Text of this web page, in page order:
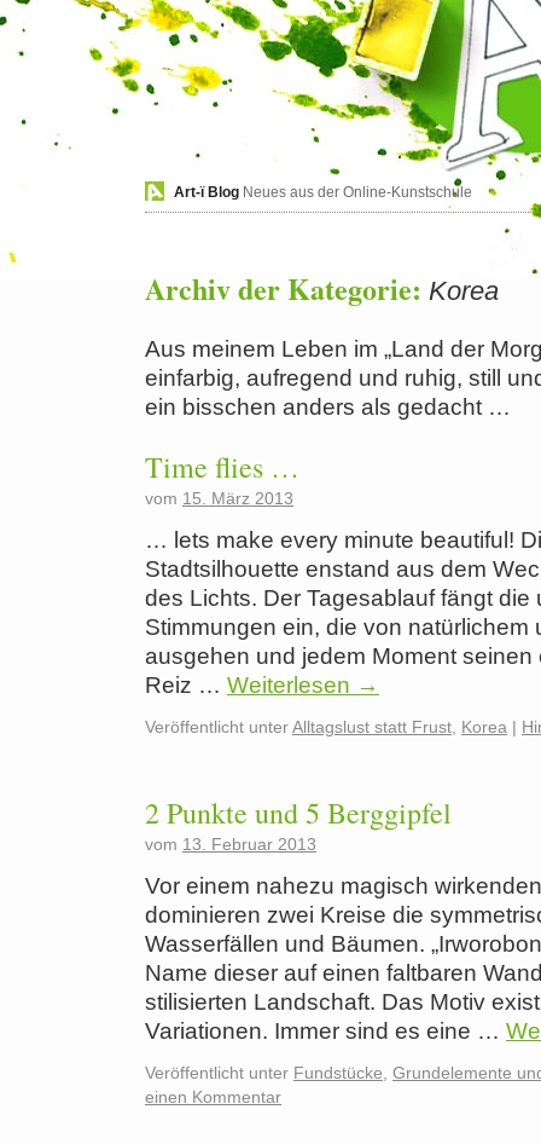
Art-ï Blog Neues aus der Online-Kunstschule
Archiv der Kategorie: Korea
Aus meinem Leben im „Land der
einfarbig, aufregend und ruhig, still
ein bisschen anders als gedacht …
Time flies …
vom 15. März 2013
… lets make every minute beautiful!
Stadtsilhouette enstand aus dem
des Lichts. Der Tagesablauf fängt die
Stimmungen ein, die von natürlichem
ausgehen und jedem Moment
Reiz … Weiterlesen →
Veröffentlicht unterAlltagslust statt Frust Korea |
2 Punkte und 5 Berggipfel
vom 13. Februar 2013
Vor einem nahezu magisch
dominieren zwei Kreise die
Wasserfällen und Bäumen.
Name dieser auf einen faltbaren
stilisierten Landschaft. Das Motiv
Variationen. Immer sind es eine …
Veröffentlicht unter Fundstücke Grundelemente
einen Kommentar